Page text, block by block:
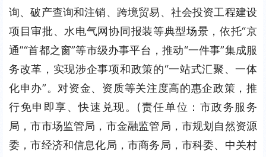
询、破产查询和注销、跨境贸易、社会投资工程建设
项目审批、水电气网协同报装等典型场景，依托“京
通”“首都之窗”等市级办事平台，推动“一件事”集成服
务改革，实现涉企事项和政策的“一站式汇聚、一体
化申办”。对资金、资质等关注度高的惠企政策，推
行免申即享、快速兑现。(责任单位：市政务服务
局，市市场监管局，市金融监管局，市规划自然资源
委，市经济和信息化局，市商务局，市科委、中关村